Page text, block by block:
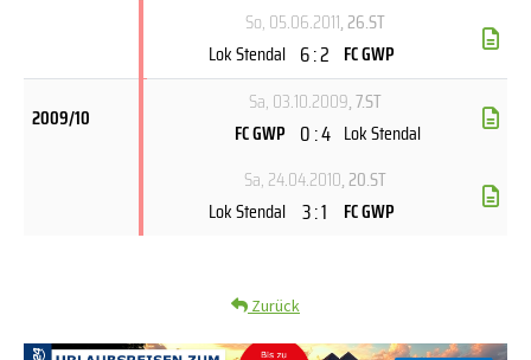
So, 05.06.2011, 26.ST
Lok Stendal 6 : 2 FC GWP
2009/10
Sa, 03.10.2009, 7.ST
FC GWP 0 : 4 Lok Stendal
Sa, 24.04.2010, 20.ST
Lok Stendal 3 : 1 FC GWP
Zurück